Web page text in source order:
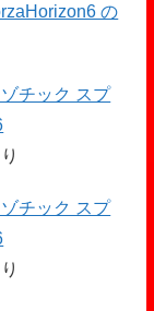
の
チック スプ
チック スプ